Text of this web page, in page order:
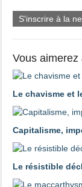
S'inscrire à la
Vous aimerez
Le chavisme et
Capitalisme,
Le résistible